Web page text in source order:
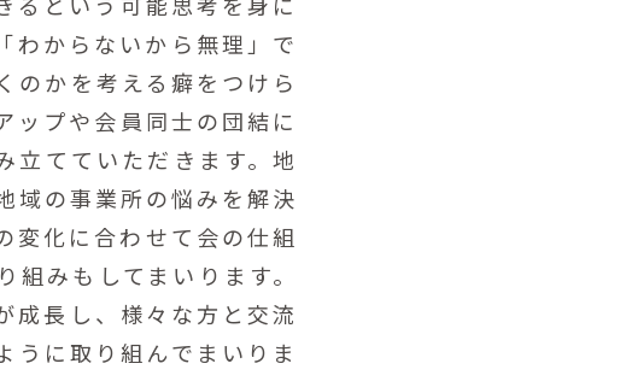
わからないから無理」で
のかを考える癖をつけら
ップや会員同士の団結に
立てていただきます。地
域の事業所の悩みを解決
変化に合わせて会の仕組
みもしてまいります。
成長し、様々な方と交流
うに取り組んでまいりま